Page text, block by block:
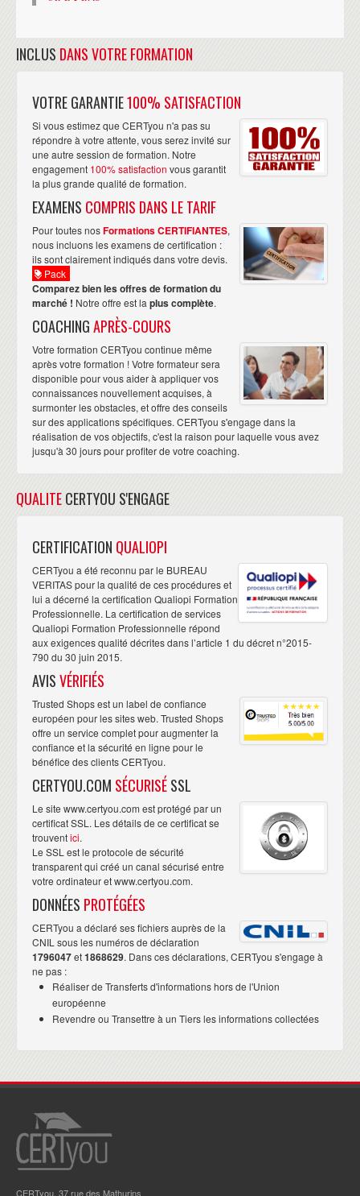
INCLUS DANS VOTRE FORMATION
VOTRE GARANTIE100% SATISFACTION
Si vous estimez que CERTyou n'a pas su
répondre à votre attente, vous serez invité sur
une autre session de formation. Notre
engagement 100% satisfaction vous garantit
la plus grande qualité de formation.
EXAMENS COMPRIS DANS LE TARIF
Pour toutes nosFormations CERTIFIANTES,
nous incluons les examens de certification :
ils sont clairement indiqués dans votre devis.
Pack
Comparez bien les offres de formation du
marché ! Notre offre est la plus complète.
COACHINGAPRÈS-COURS
Votre formation CERTyou continue même
après votre formation ! Votre formateur sera
disponible pour vous aider à appliquer vos
connaissances nouvellement acquises, à
surmonter les obstacles, et offre des conseils
sur des applications spécifiques. CERTyou s'engage dans la
réalisation de vos objectifs, c'est la raison pour laquelle vous avez
jusqu'à 30 jours pour profiter de votre coaching.
QUALITECERTYOU S'ENGAGE
CERTIFICATION QUALIOPI
CERTyou a été reconnu par le BUREAU
VERITAS pour la qualité de ces procédures et
lui a décerné la certification Qualiopi Formation
Professionnelle. La certification de services
Qualiopi Formation Professionnelle répond
aux exigences qualité décrites dans l’article 1 du décret n°2015-
790 du 30 juin 2015.
AVISVÉRIFIÉS
Trusted Shops est un label de confiance
européen pour les sites web. Trusted Shops
offre un service complet pour augmenter la
confiance et la sécurité en ligne pour le
bénéfice des clients CERTyou.
CERTYOU.COM SÉCURISÉSSL
Le site www.certyou.com est protégé par un
certificat SSL. Les détails de ce certificat se
trouventici.
Le SSL est le protocole de sécurité
transparent qui créé un canal sécurisé entre
votre ordinateur et www.certyou.com.
DONNÉES PROTÉGÉES
CERTyou a déclaré ses fichiers auprès de la
CNIL sous les numéros de déclaration
1796047et1868629. Dans ces déclarations, CERTyou s'engage à
ne pas :
Réaliser de Transferts d'informations hors de l'Union
européenne
Revendre ou Transettre à un Tiers les informations collectées
CERTyou, 37 rue des Mathurins